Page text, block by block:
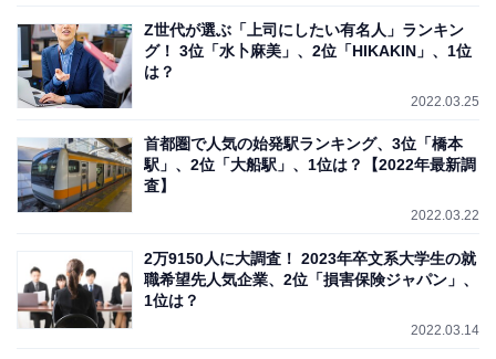
Z世代が選ぶ「上司にしたい有名人」ランキン
グ！ 3位「水卜麻美」、2位「HIKAKIN」、1位
は？
2022.03.25
首都圏で人気の始発駅ランキング、3位「橋本
駅」、2位「大船駅」、1位は？【2022年最新調
査】
2022.03.22
2万9150人に大調査！ 2023年卒文系大学生の就
職希望先人気企業、2位「損害保険ジャパン」、
1位は？
2022.03.14